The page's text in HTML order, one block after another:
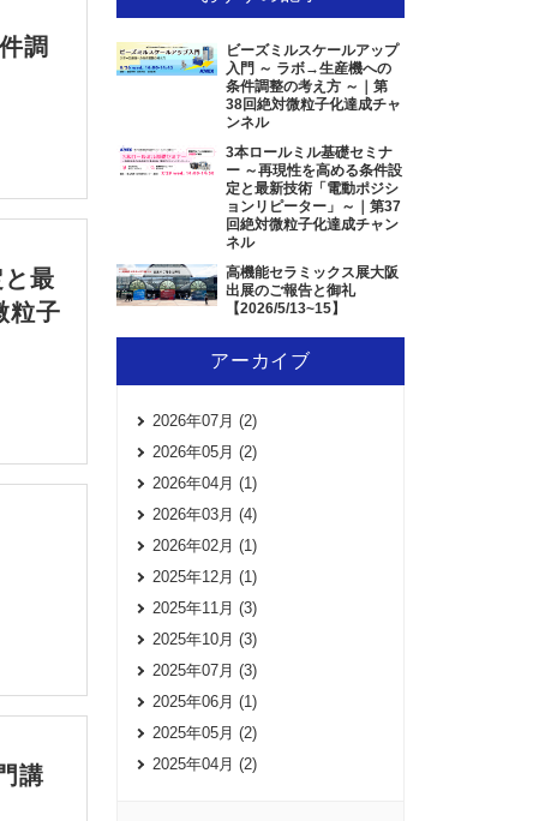
調
最
粒子
講
ビーズミルスケールアップ
入門 ～ ラボ→生産機への
条件調整の考え方 ～｜第
38回絶対微粒子化達成チャ
ンネル
3本ロールミル基礎セミナ
ー ～再現性を高める条件設
定と最新技術「電動ポジシ
ョンリピーター」～｜第37
回絶対微粒子化達成チャン
ネル
高機能セラミックス展大阪
出展のご報告と御礼
【2026/5/13~15】
アーカイブ
2026年07月 (2)
2026年05月 (2)
2026年04月 (1)
2026年03月 (4)
2026年02月 (1)
2025年12月 (1)
2025年11月 (3)
2025年10月 (3)
2025年07月 (3)
2025年06月 (1)
2025年05月 (2)
2025年04月 (2)